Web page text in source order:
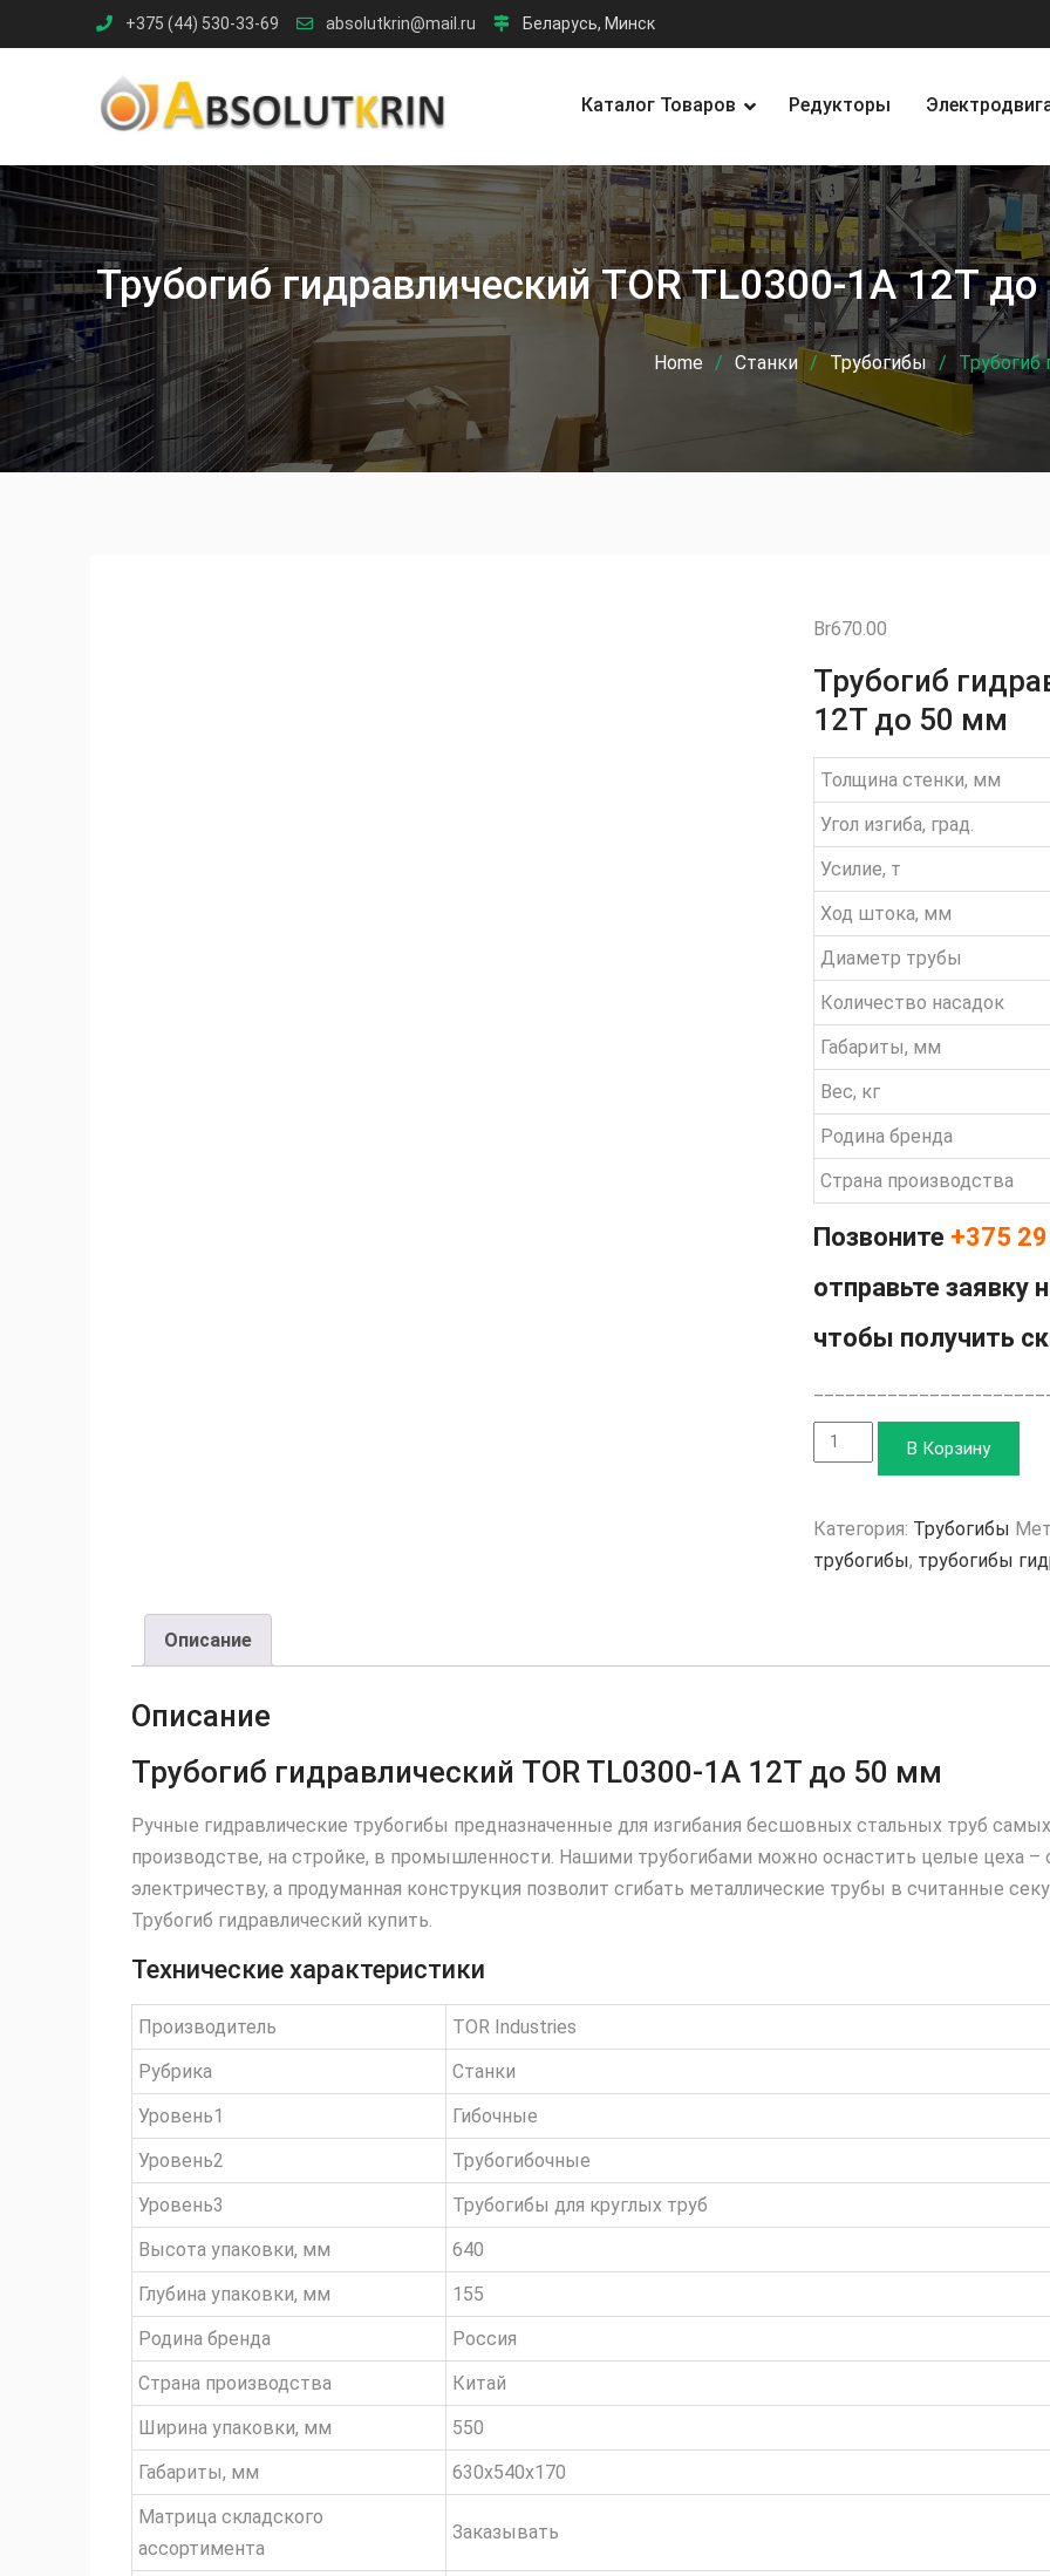
to
+375 (44) 530-33-69 absolutkrin@mail.ru Беларусь, Минск
Каталог Товаров Редукторы
Трубогиб гидравлический TOR TL0300-1A 12T
Home Станки Трубогибы Трубогиб
Br670.00
Трубогиб
12T до 50 мм
Толщина стенки, мм
Угол изгиба, град.
Усилие, т
Ход штока, мм
Диаметр трубы
Количество насадок
Габариты, мм
Вес, кг
Родина бренда
Страна производства
Позвоните +375
отправьте заявку
чтобы получить
Количество
товара
гидравлический
TOR
В Корзину
Категория: Трубогибы
трубогибы, трубогибы
Описание
Описание
Трубогиб гидравлический TOR TL0300-1A 12T до 50 мм
Ручные гидравлические трубогибы предназначенные для изгибания бесшовных стальных труб
производстве, на стройке, в промышленности. Нашими трубогибами можно оснастить целые цеха –
электричеству, а продуманная конструкция позволит сгибать металлические трубы в считанные
Трубогиб гидравлический купить.
Технические характеристики
Производитель
TOR Industries
Рубрика
Станки
Уровень1
Гибочные
Уровень2
Трубогибочные
Уровень3
Трубогибы для круглых труб
Высота упаковки, мм
640
Глубина упаковки, мм
155
Родина бренда
Россия
Страна производства
Китай
Ширина упаковки, мм
550
Габариты, мм
630х540х170
Матрица складского
ассортимента
Заказывать